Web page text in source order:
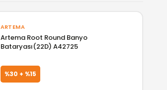
ARTEMA
Artema Root Round Banyo
Bataryası(22D) A42725
%30 + %15